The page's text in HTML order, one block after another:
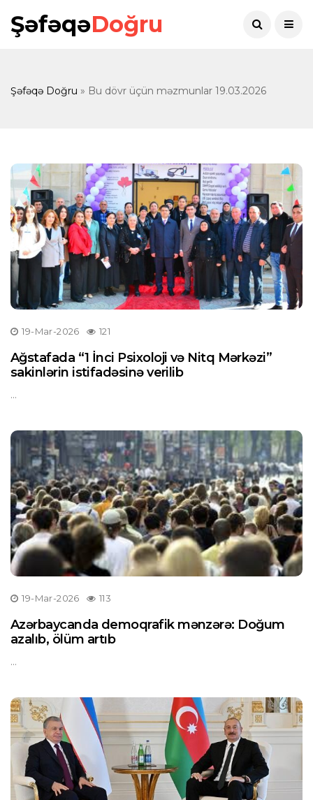
ŞəfəqəDoğru
Şəfəqə Doğru » Bu dövr üçün məzmunlar 19.03.2026
19-Mar-2026 121
Ağstafada “1 İnci Psixoloji və Nitq Mərkəzi”
sakinlərin istifadəsinə verilib
...
19-Mar-2026 113
Azərbaycanda demoqrafik mənzərə: Doğum
azalıb, ölüm artıb
...